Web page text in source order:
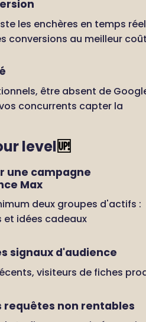
les enchères en temps réel
conversions au meilleur
être absent de
concurrents capter la
level🆙
une campagne
Max
deux groupes d'actifs :
et idées cadeaux
signaux d'audience
visiteurs de fiches
requêtes non rentables